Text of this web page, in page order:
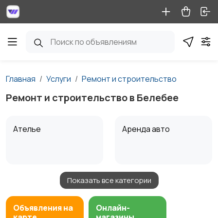
Главная Услуги Ремонт и строительство
Ремонт и строительство в Белебее
Ателье Аренда авто
Аренда водного
транспорта
Аренда спецтехники
Показать все категории
Объявления на
Онлайн-